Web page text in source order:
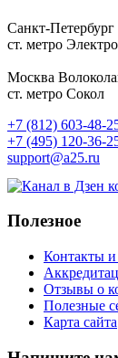
Санкт-Петербург
ст. метро
Москва
ст. метро Сокол
+7 (812) 603-48-
+7 (495) 120-36-
support@a25.ru
Полезное
Контакты
Отзывы о
Полезные
Карта сайта